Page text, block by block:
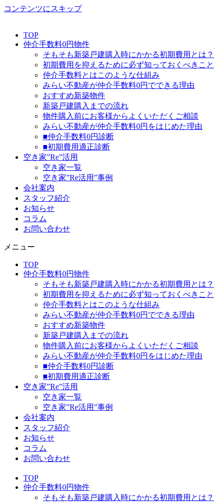
コンテンツにスキップ
TOP
仲介手数料0円物件
そもそも新築戸建購入時にかかる初期費用とは？
初期費用を抑えるために必ず知っておくべきこと
仲介手数料とはこのような仕組み
みらい不動産が仲介手数料0円でできる理由
おすすめ新築物件
新築戸建購入までの流れ
物件購入前にお客様からよくいただくご相談
みらい不動産が仲介手数料0円をはじめた理由
■仲介手数料0円診断
■初期費用適正診断
空き家”Re”活用
空き家一覧
空き家”Re活用”事例
会社案内
スタッフ紹介
お知らせ
コラム
お問い合わせ
メニュー
TOP
仲介手数料0円物件
そもそも新築戸建購入時にかかる初期費用とは？
初期費用を抑えるために必ず知っておくべきこと
仲介手数料とはこのような仕組み
みらい不動産が仲介手数料0円でできる理由
おすすめ新築物件
新築戸建購入までの流れ
物件購入前にお客様からよくいただくご相談
みらい不動産が仲介手数料0円をはじめた理由
■仲介手数料0円診断
■初期費用適正診断
空き家”Re”活用
空き家一覧
空き家”Re活用”事例
会社案内
スタッフ紹介
お知らせ
コラム
お問い合わせ
TOP
仲介手数料0円物件
そもそも新築戸建購入時にかかる初期費用とは？